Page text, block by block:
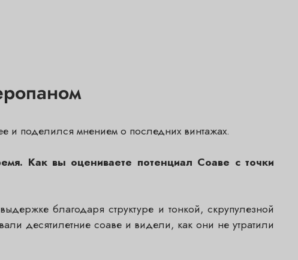
поделился мнением о последних винтажах.
Как вы оцениваете потенциал Соаве с точки
благодаря структуре и тонкой, скрупулезной
десятилетние соаве и видели, как они не утратили